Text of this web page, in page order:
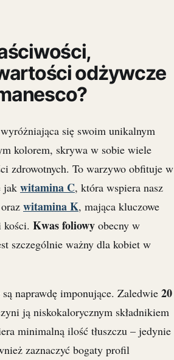
odżywcze
się swoim unikalnym
kolorem, skrywa w sobie wiele
zdrowotnych. To warzywo obfituje w
jak witamina C, która wspiera nasz
witamina K, mająca kluczowe
kości. Kwas foliowy obecny w
szczególnie ważny dla kobiet w
naprawdę imponujące. Zaledwie 20
ją niskokalorycznym składnikiem
minimalną ilość tłuszczu – jedynie
zaznaczyć bogaty profil